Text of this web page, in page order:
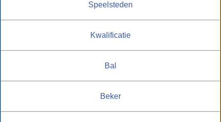
Speelsteden
Kwalificatie
Bal
Beker